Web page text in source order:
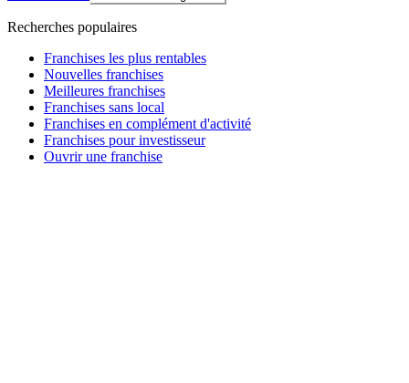
Recherches populaires
Franchises les plus rentables
Nouvelles franchises
Meilleures franchises
Franchises sans local
Franchises en complément d'activité
Franchises pour investisseur
Ouvrir une franchise